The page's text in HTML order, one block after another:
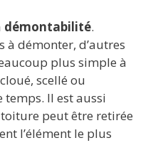
démontabilité.
à démonter, d’autres
plus simple à
scellé ou
Il est aussi
peut être retirée
l’élément le plus